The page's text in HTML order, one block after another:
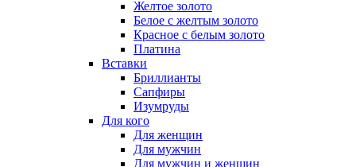
Желтое золото
Белое с желтым золото
Красное с белым золото
Платина
Вставки
Бриллианты
Сапфиры
Изумруды
Для кого
Для женщин
Для мужчин
Для мужчин и женщин